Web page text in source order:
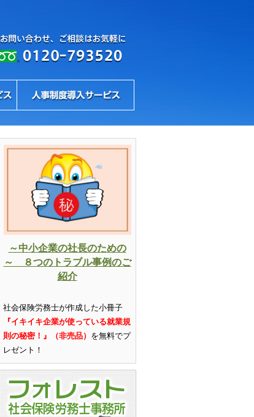
～中小企業の社長のための
～ ８つのトラブル事例のご
紹介
社会保険労務士が作成した小冊子
『イキイキ企業が使っている就業規
則の秘密！』（非売品） を無料でプ
レゼント ！